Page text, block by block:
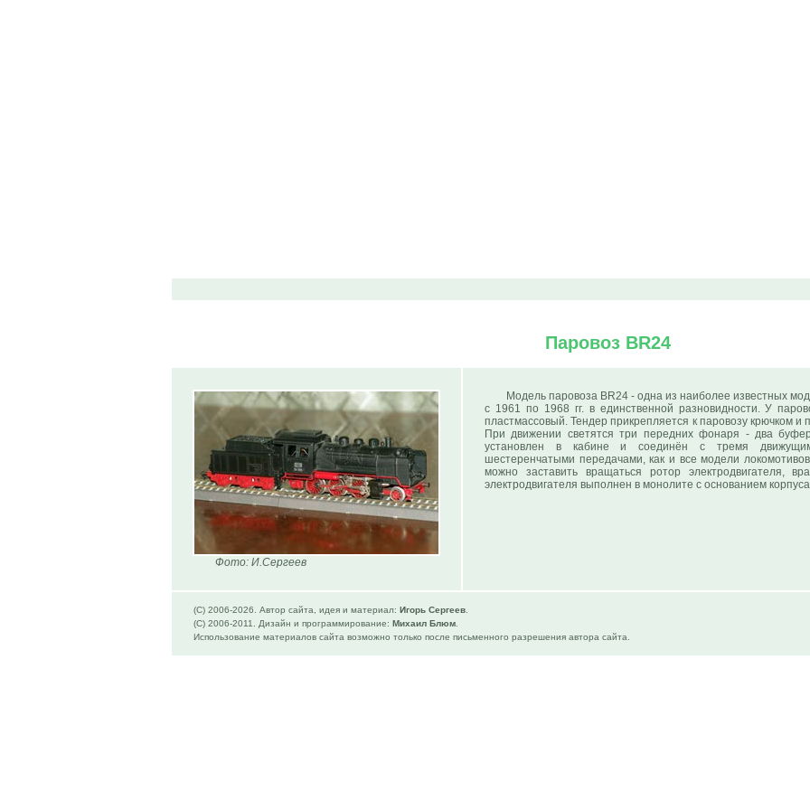
Паровоз BR24
Фото: И.Сергеев
Модель паровоза BR24 - одна из наиболее известных
с 1961 по 1968 гг. в единственной разновидности. У
пластмассовый. Тендер прикрепляется к паровозу крючком и
При движении светятся три передних фонаря - два
установлен в кабине и соединён с тремя
шестеренчатыми передачами, как и все модели
можно заставить вращаться ротор электродвигателя,
электродвигателя выполнен в монолите с основанием
(C) 2006-2026. Автор сайта, идея и материал: Игорь Сергеев
(C) 2006-2011. Дизайн и программирование: Михаил Блюм
Использование материалов сайта возможно только после письменного разрешения автора сайта.